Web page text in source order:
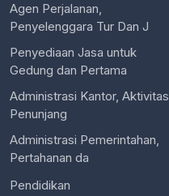
Agen Perjalanan,
Penyelenggara Tur Dan J
Penyediaan Jasa untuk
Gedung dan Pertama
Administrasi Kantor, Aktivitas
Penunjang
Administrasi Pemerintahan,
Pertahanan da
Pendidikan